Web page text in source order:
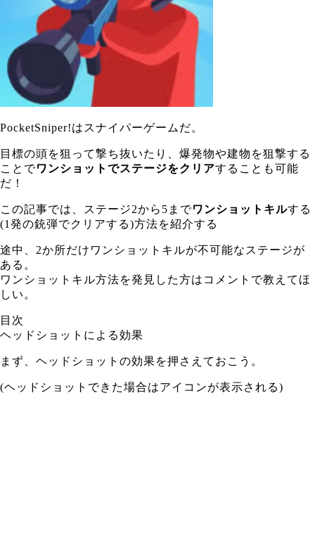
PocketSniper!はスナイパーゲームだ。
目標の頭を狙って撃ち抜いたり、爆発物や建物を狙撃する
ことでワンショットでステージをクリアすることも可能
だ！
この記事では、ステージ2から5までワンショットキルする
(1発の銃弾でクリアする)方法を紹介する
途中、2か所だけワンショットキルが不可能なステージが
ある。
ワンショットキル方法を発見した方はコメントで教えてほ
しい。
目次
ヘッドショットによる効果
まず、ヘッドショットの効果を押さえておこう。
(ヘッドショットできた場合はアイコンが表示される)